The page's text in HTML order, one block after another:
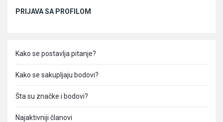
PRIJAVA SA PROFILOM
Kako se postavlja pitanje?
Kako se sakupljaju bodovi?
Šta su značke i bodovi?
Najaktivniji članovi